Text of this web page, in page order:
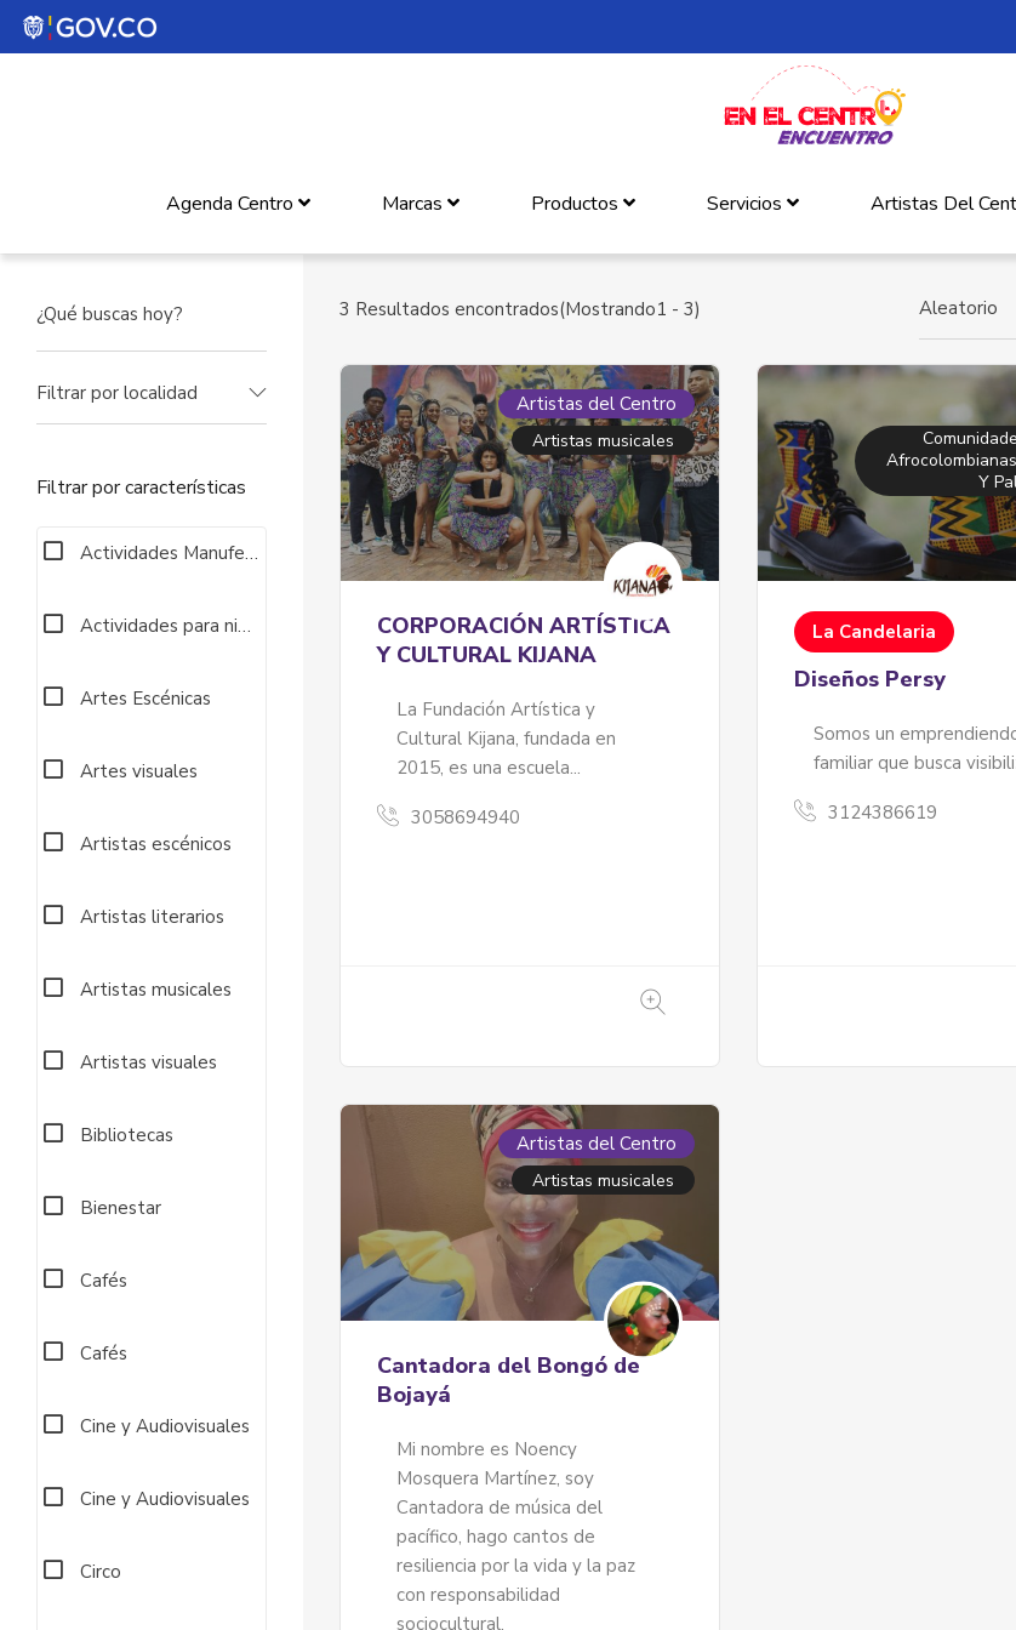
Agenda Centro Marcas Productos Servicios Artistas Del
Filtrar por localidad
Filtrar por características
Actividades Manufectureras
Actividades para niños
Artes Escénicas
Artes visuales
Artistas escénicos
Artistas literarios
Artistas musicales
Artistas visuales
Bibliotecas
Bienestar
Cafés
Cafés
Cine y Audiovisuales
Cine y Audiovisuales
Circo
3 Resultados encontrados(Mostrando1 - 3) Aleatorio
Artistas del Centro
Artistas musicales
CORPORACIÓN ARTÍSTICA
Y CULTURAL KIJANA
La Fundación Artística y
Cultural Kijana, fundada en
2015, es una escuela...
3058694940
Y
La Candelaria
Diseños Persy
Somos un
familiar que busca
3124386619
Artistas del Centro
Artistas musicales
Cantadora del Bongó de
Bojayá
Mi nombre es Noency
Mosquera Martínez, soy
Cantadora de música del
pacífico, hago cantos de
resiliencia por la vida y la paz
con responsabilidad
sociocultural.